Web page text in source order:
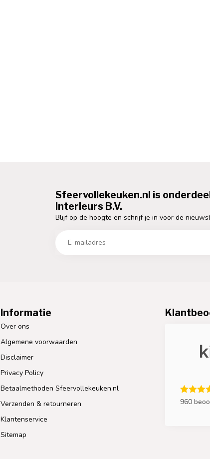
Sfeervollekeuken.nl is
Interieurs B.V.
Blijf op de hoogte en schrijf je in voor de
Informatie
Over ons
Algemene voorwaarden
Disclaimer
Privacy Policy
Betaalmethoden Sfeervollekeuken.nl
Verzenden & retourneren
Klantenservice
Sitemap
960